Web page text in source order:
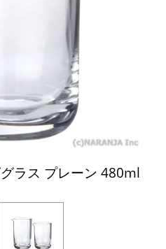
ラス プレーン 480ml